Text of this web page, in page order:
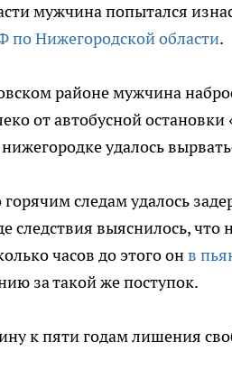
мужчина попытался
по Нижегородской области.
районе мужчина
от автобусной
удалось
следам удалось
следствия выяснилось,
часов до этого онв
за такой же поступок.
к пяти годам лишения